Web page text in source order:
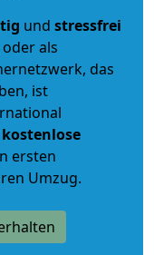
und stressfrei
oder als
das
ist
ersten
Umzug.